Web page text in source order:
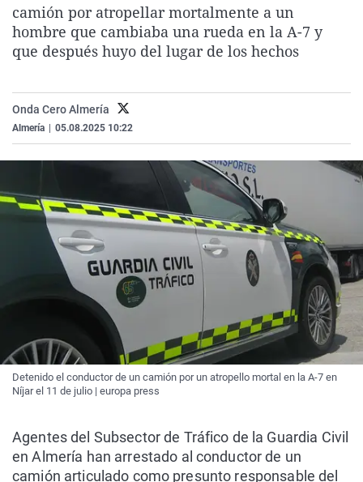
La rosa de los vientos
Gente viajera
Caso
Retornados
Operación Viuda
Extremadura
Galicia
Navarra
Virales
Televisión
camión por atropellar mortalmente a un
hombre que cambiaba una rueda en la A-7 y
que después huyo del lugar de los hechos
Onda Cero Almería
Almería 05.08.2025 10:22
Detenido el conductor de un camión por un atropello mortal en la A-7 en
Níjar el 11 de julio | europa press
Agentes del Subsector de Tráfico de la Guardia Civil
en Almería han arrestado al conductor de un
camión articulado como presunto responsable del